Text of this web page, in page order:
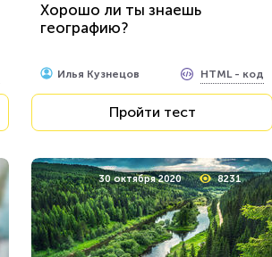
Хорошо ли ты знаешь
географию?
Илья Кузнецов HTML - код
Пройти тест
30 октября 2020 8231